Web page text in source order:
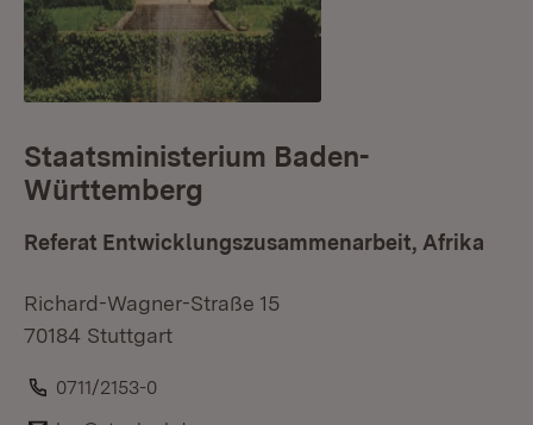
Staatsministerium Baden-
Württemberg
Referat Entwicklungszusammenarbeit, Afrika
Richard-Wagner-Straße 15
70184 Stuttgart
Telefon:
0711/2153-0